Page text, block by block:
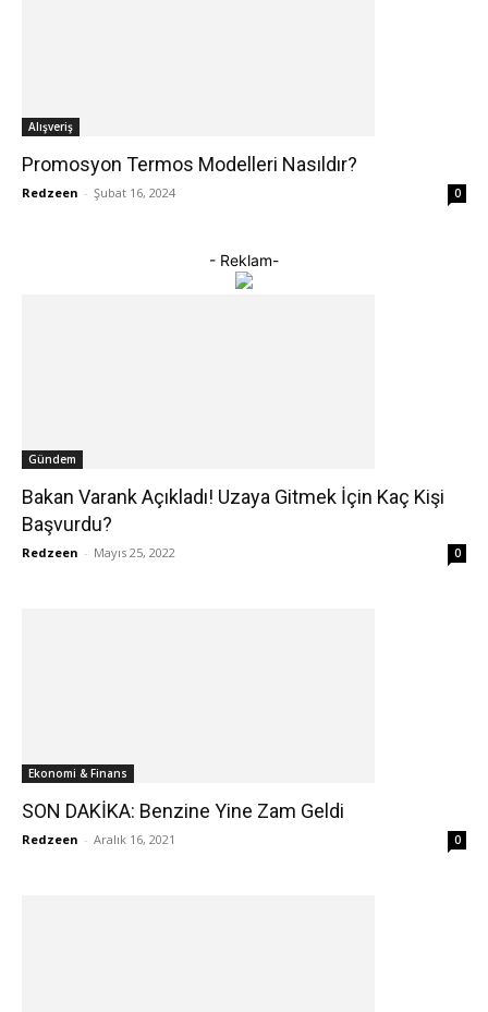
Alışveriş
Promosyon Termos Modelleri Nasıldır?
Redzeen - Şubat 16, 2024 0
- Reklam-
Gündem
Bakan Varank Açıkladı! Uzaya Gitmek İçin Kaç Kişi
Başvurdu?
Redzeen - Mayıs 25, 2022 0
Ekonomi & Finans
SON DAKİKA: Benzine Yine Zam Geldi
Redzeen - Aralık 16, 2021 0